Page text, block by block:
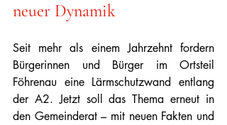
neuer Dynamik
Seit mehr als einem Jahrzehnt fordern
Bürgerinnen und Bürger im Ortsteil
Föhrenau eine Lärmschutzwand entlang
der A2. Jetzt soll das Thema erneut in
den Gemeinderat – mit neuen Fakten und